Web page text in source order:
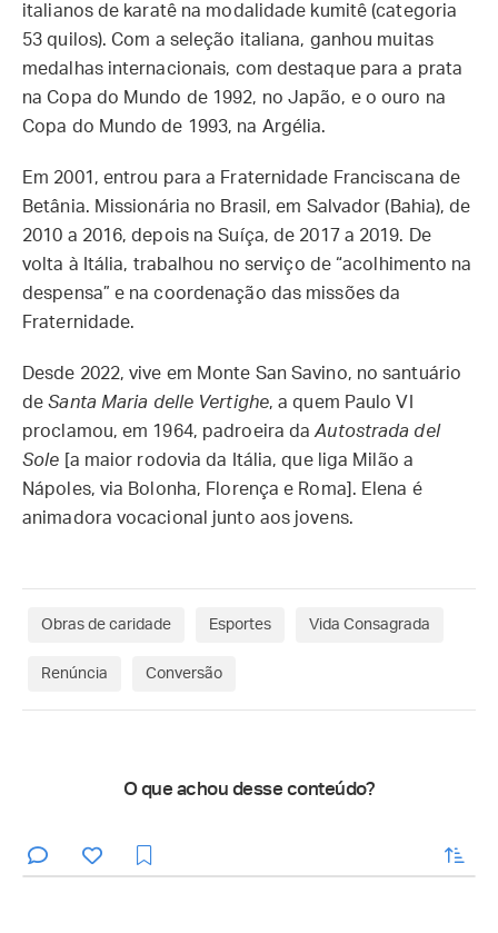
italianos de karatê na modalidade kumitê (categoria
53 quilos). Com a seleção italiana, ganhou muitas
medalhas internacionais, com destaque para a prata
na Copa do Mundo de 1992, no Japão, e o ouro na
Copa do Mundo de 1993, na Argélia.
Em 2001, entrou para a Fraternidade Franciscana de
Betânia. Missionária no Brasil, em Salvador (Bahia), de
2010 a 2016, depois na Suíça, de 2017 a 2019. De
volta à Itália, trabalhou no serviço de “acolhimento na
despensa” e na coordenação das missões da
Fraternidade.
Desde 2022, vive em Monte San Savino, no santuário
deSanta Maria delle Vertighe, a quem Paulo VI
proclamou, em 1964, padroeira daAutostrada del
Sole [a maior rodovia da Itália, que liga Milão a
Nápoles, via Bolonha, Florença e Roma]. Elena é
animadora vocacional junto aos jovens.
Obras de caridade Esportes Vida Consagrada
Renúncia Conversão
O que achou desse conteúdo?
enviar